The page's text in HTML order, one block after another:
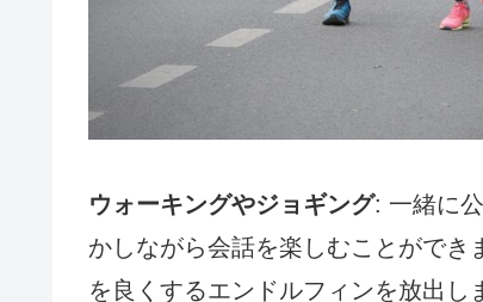
ウォーキングやジョギング: 一緒に
かしながら会話を楽しむことがで
を良くするエンドルフィンを放出し